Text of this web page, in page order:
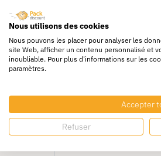
Papier de
Nous utilisons des cookies
Nous pouvons les placer pour analyser les
site Web, afficher un contenu personnalisé et
inoubliable. Pour plus d'informations sur les
paramètres.
Accepter
Refuser